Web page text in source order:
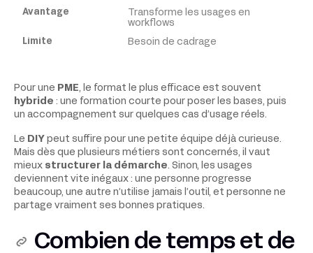
Transforme les usages en
workflows
Besoin de cadrage
Pour une PME, le format le plus efficace est souvent
hybride : une formation courte pour poser les bases, puis
un accompagnement sur quelques cas d’usage réels.
Le DIY peut suffire pour une petite équipe déjà curieuse.
Mais dès que plusieurs métiers sont concernés, il vaut
mieux structurer la démarche. Sinon, les usages
deviennent vite inégaux : une personne progresse
beaucoup, une autre n’utilise jamais l’outil, et personne ne
partage vraiment ses bonnes pratiques.
Combien de temps et de